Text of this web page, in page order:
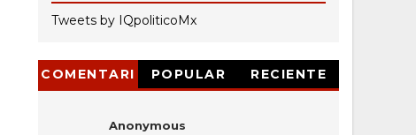
Tweets by IQpoliticoMx
COMENTARI
POPULAR RECIENTE
Anonymous